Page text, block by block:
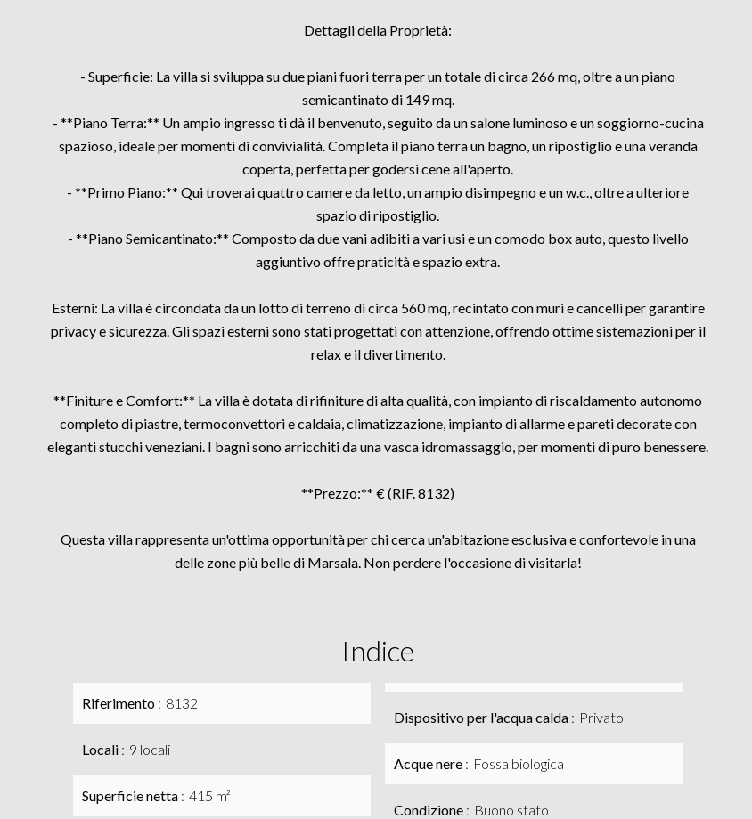
Dettagli della Proprietà:
- Superficie: La villa si sviluppa su due piani fuori terra per un totale di circa 266 mq, oltre a un piano
semicantinato di 149 mq.
- **Piano Terra:** Un ampio ingresso ti dà il benvenuto, seguito da un salone luminoso e un soggiorno-cucina
spazioso, ideale per momenti di convivialità. Completa il piano terra un bagno, un ripostiglio e una veranda
coperta, perfetta per godersi cene all'aperto.
- **Primo Piano:** Qui troverai quattro camere da letto, un ampio disimpegno e un w.c., oltre a ulteriore
spazio di ripostiglio.
- **Piano Semicantinato:** Composto da due vani adibiti a vari usi e un comodo box auto, questo livello
aggiuntivo offre praticità e spazio extra.
Esterni: La villa è circondata da un lotto di terreno di circa 560 mq, recintato con muri e cancelli per garantire
privacy e sicurezza. Gli spazi esterni sono stati progettati con attenzione, offrendo ottime sistemazioni per il
relax e il divertimento.
**Finiture e Comfort:** La villa è dotata di rifiniture di alta qualità, con impianto di riscaldamento autonomo
completo di piastre, termoconvettori e caldaia, climatizzazione, impianto di allarme e pareti decorate con
eleganti stucchi veneziani. I bagni sono arricchiti da una vasca idromassaggio, per momenti di puro benessere.
**Prezzo:** € (RIF. 8132)
Questa villa rappresenta un'ottima opportunità per chi cerca un'abitazione esclusiva e confortevole in una
delle zone più belle di Marsala. Non perdere l'occasione di visitarla!
Indice
Riferimento 8132
Locali 9 locali
Superficie netta 415 m²
Dispositivo per l'acqua calda Privato
Acque nere Fossa biologica
Condizione Buono stato